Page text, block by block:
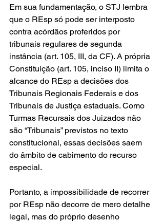
Em sua fundamentação, o STJ lembra
que o REsp só pode ser interposto
contra acórdãos proferidos por
tribunais regulares de segunda
instância (art. 105, III, da CF). A própria
Constituição (art. 105, inciso II) limita o
alcance do REsp a decisões dos
Tribunais Regionais Federais e dos
Tribunais de Justiça estaduais. Como
Turmas Recursais dos Juizados não
são “Tribunais” previstos no texto
constitucional, essas decisões saem
do âmbito de cabimento do recurso
especial.
Portanto, a impossibilidade de recorrer
por REsp não decorre de mero detalhe
legal, mas do próprio desenho